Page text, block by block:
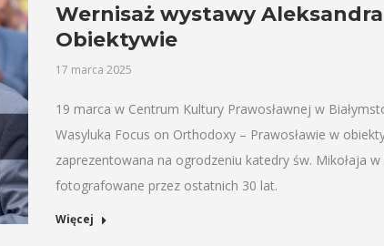
Wernisaż wystawy
Obiektywie
17 marca 2025
19 marca w Centrum Kultury Prawosławnej w
Wasyluka Focus on Orthodoxy – Prawosławie w
zaprezentowana na ogrodzeniu katedry św. Mikołaja
fotografowane przez ostatnich 30 lat.
Więcej